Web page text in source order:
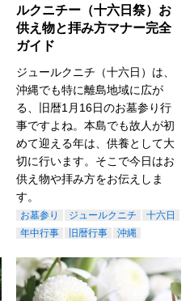
ルクニチー（十六日祭）お
供え物と拝み方マナー完全
ガイド
ジュールクニチ（十六日）は、
沖縄でも特に離島地域に広が
る、旧暦1月16日のお墓参り行
事ですよね。本島でも故人が初
めて迎える年は、供養として大
切に行います。そこで今日はお
供え物や拝み方をお伝えしま
す。
お墓参り ジュールクニチ
十六日
年中行事
旧暦行事 沖縄